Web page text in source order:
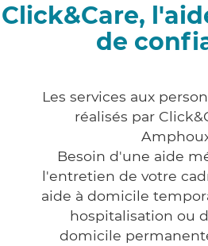
Click&Care,
de
Les services aux
réalisés par
Besoin d'une aide
l'entretien de votre
aide à domicile
hospitalisation ou
domicile